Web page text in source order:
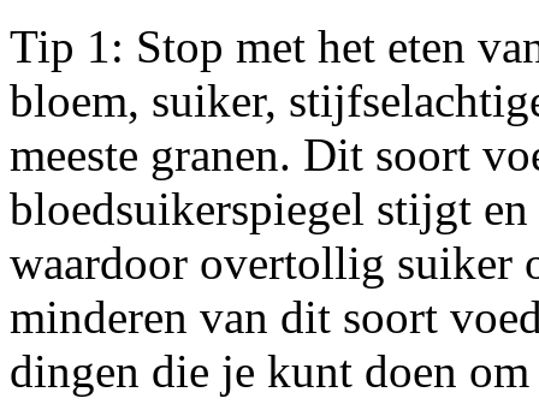
Tip 1: Stop met het eten
bloem, suiker,
meeste granen. Dit soort
bloedsuikerspiegel stijgt
waardoor overtollig suiker
minderen van dit soort
dingen die je kunt doen